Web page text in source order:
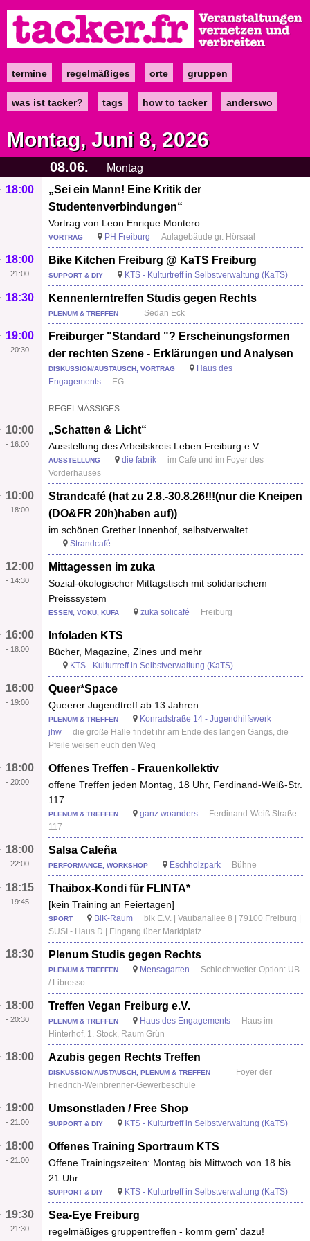
zum
Inhalt
Maintermine regelmäßiges orte gruppen
was ist tacker? tags how to tacker anderswo
Montag, Juni 8, 2026
08.06.
Montag
„Sei ein Mann! Eine Kritik der
Studentenverbindungen“
Vortrag von Leon Enrique Montero
18:00
VORTRAG PH Freiburg Aulagebäude gr. Hörsaal
Bike Kitchen Freiburg @ KaTS Freiburg
18:00
- 21:00 SUPPORT & DIY KTS - Kulturtreff in Selbstverwaltung (KaTS)
Kennenlerntreffen Studis gegen Rechts
18:30
PLENUM & TREFFEN Sedan Eck
Freiburger "Standard "? Erscheinungsformen
der rechten Szene - Erklärungen und Analysen
19:00
- 20:30
DISKUSSION/AUSTAUSCH, VORTRAG
Haus des
Engagements
EG
REGELMÄSSIGES
„Schatten & Licht“
Ausstellung des Arbeitskreis Leben Freiburg e.V.
10:00
- 16:00
AUSSTELLUNG die fabrik
im Café und im Foyer des
Vorderhauses
Strandcafé (hat zu 2.8.-30.8.26!!!(nur die Kneipen
(DO&FR 20h)haben auf))
im schönen Grether Innenhof, selbstverwaltet
10:00
- 18:00
Strandcafé
Mittagessen im zuka
Sozial-ökologischer Mittagstisch mit solidarischem
Preisssystem
12:00
- 14:30
ESSEN, VOKÜ, KÜFA zuka solicafé Freiburg
Infoladen KTS
Bücher, Magazine, Zines und mehr
16:00
- 18:00
KTS - Kulturtreff in Selbstverwaltung (KaTS)
Queer*Space
Queerer Jugendtreff ab 13 Jahren
16:00
- 19:00
PLENUM & TREFFEN
Konradstraße 14 - Jugendhilfswerk
jhw
die große Halle findet ihr am Ende des langen Gangs, die
Pfeile weisen euch den Weg
Offenes Treffen - Frauenkollektiv
offene Treffen jeden Montag, 18 Uhr, Ferdinand-Weiß-Str.
117
18:00
- 20:00
PLENUM & TREFFEN ganz woanders
Ferdinand-Weiß Straße
117
Salsa Caleña
18:00
- 22:00 PERFORMANCE, WORKSHOP Eschholzpark Bühne
Thaibox-Kondi für FLINTA*
[kein Training an Feiertagen]
18:15
- 19:45
SPORT BiK-Raum
bik E.V. | Vaubanallee 8 | 79100 Freiburg |
SUSI - Haus D | Eingang über Marktplatz
Plenum Studis gegen Rechts
18:30
PLENUM & TREFFEN Mensagarten
Schlechtwetter-Option: UB
/ Libresso
Treffen Vegan Freiburg e.V.
18:00
- 20:30 PLENUM & TREFFEN Haus des Engagements
Haus im
Hinterhof, 1. Stock, Raum Grün
Azubis gegen Rechts Treffen
18:00
DISKUSSION/AUSTAUSCH, PLENUM & TREFFEN
Foyer der
Friedrich-Weinbrenner-Gewerbeschule
Umsonstladen / Free Shop
19:00
- 21:00 SUPPORT & DIY KTS - Kulturtreff in Selbstverwaltung (KaTS)
Offenes Training Sportraum KTS
Offene Trainingszeiten: Montag bis Mittwoch von 18 bis
21 Uhr
18:00
- 21:00
SUPPORT & DIY KTS - Kulturtreff in Selbstverwaltung (KaTS)
Sea-Eye Freiburg
regelmäßiges gruppentreffen - komm gern' dazu!
19:30
- 21:30